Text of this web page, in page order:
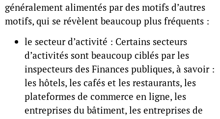
généralement alimentés par des motifs d’autres
motifs, qui se révèlent beaucoup plus fréquents :
le secteur d’activité : Certains secteurs
d’activités sont beaucoup ciblés par les
inspecteurs des Finances publiques, à savoir :
les hôtels, les cafés et les restaurants, les
plateformes de commerce en ligne, les
entreprises du bâtiment, les entreprises de